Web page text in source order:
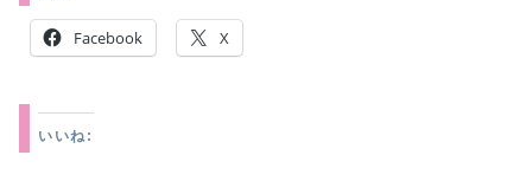
Facebook X
いいね: